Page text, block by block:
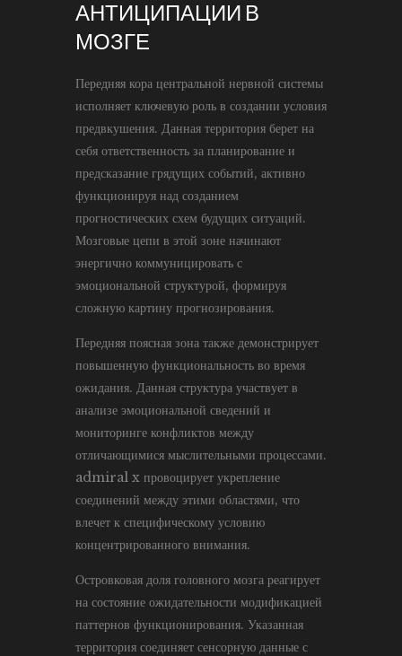
АНТИЦИПАЦИИ В
МОЗГЕ
Передняя кора центральной нервной системы
исполняет ключевую роль в создании условия
предвкушения. Данная территория берет на
себя ответственность за планирование и
предсказание грядущих событий, активно
функционируя над созданием
прогностических схем будущих ситуаций.
Мозговые цепи в этой зоне начинают
энергично коммуницировать с
эмоциональной структурой, формируя
сложную картину прогнозирования.
Передняя поясная зона также демонстрирует
повышенную функциональность во время
ожидания. Данная структура участвует в
анализе эмоциональной сведений и
мониторинге конфликтов между
отличающимися мыслительными процессами.
admiral x провоцирует укрепление
соединений между этими областями, что
влечет к специфическому условию
концентрированного внимания.
Островковая доля головного мозга реагирует
на состояние ожидательности модификацией
паттернов функционирования. Указанная
территория соединяет сенсорную данные с